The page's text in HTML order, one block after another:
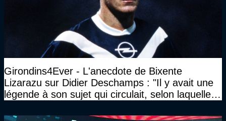
Girondins4Ever - L'anecdote de Bixente
Lizarazu sur Didier Deschamps : "Il y avait une
légende à son sujet qui circulait, selon laquelle il